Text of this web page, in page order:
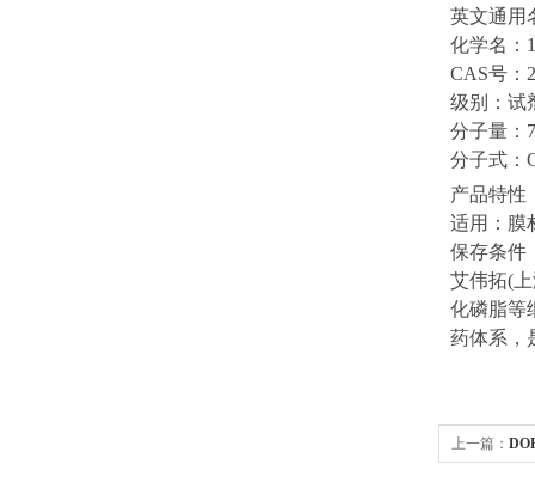
英文通用
化学名：
CAS号：
级别：试
分子量：
分子式：
产品特性
适用：膜
保存条件
艾伟拓(
化磷脂等
药体系，
上一篇：